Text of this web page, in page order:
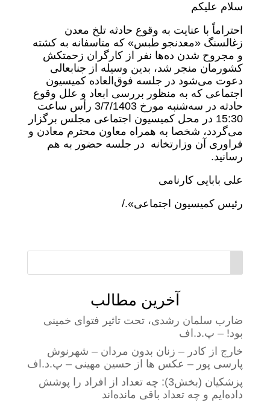
سلام علیکم
احتراماً با عنایت به وقوع حادثه تلخ معدن
زغالسنگ «معدنجو طبس» که متاسفانه به کشته
و مجروح شدن ده‌ها نفر از کارگران زحمتکش
کشورمان منجر شد، بدین وسیله از جنابعالی
دعوت می‌شود در جلسه فوق‌العاده کمیسیون
اجتماعی که به منظور بررسی ابعاد و علل وقوع
حادثه در سه‌شنبه مورخ 3/7/1403 رأس ساعت
15:30 در محل کمیسیون اجتماعی مجلس برگزار
می‌گردد، شخصا به همراه معاون محترم معادن و
فراوری آن وزارتخانه در جلسه حضور به هم
رسانید.
علی بابایی کارنامی
رئیس کمیسیون اجتماعی»./
آخرین مطالب
ضارب سلمان رشدی، تحت تاثیر فتوای خمینی
بود! – پ.د.اف
خارج از کادر – زنان بدون مردان – شهرنوش
پارسی پور – عکس ها از حسین مهینی – پ.د.اف
پزشکیان (بخش3): چه تعداد از افراد را پوشش
داده‌ایم و چه تعداد باقی مانده‌اند